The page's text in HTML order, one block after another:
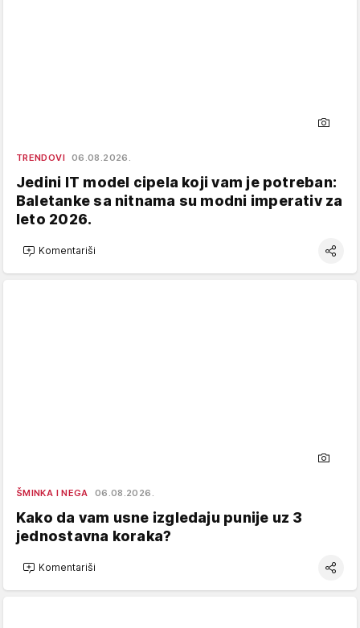
TRENDOVI 06.08.2026.
Jedini IT model cipela koji vam je potreban:
Baletanke sa nitnama su modni imperativ za
leto 2026.
Komentariši
ŠMINKA I NEGA 06.08.2026.
Kako da vam usne izgledaju punije uz 3
jednostavna koraka?
Komentariši